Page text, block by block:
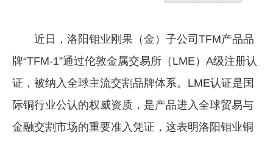
党建工作
企业文化
《资源再生》杂志
近日，洛阳钼业刚果（金）子公司TFM产品品
牌“TFM-1”通过伦敦金属交易所（LME）A级注册认
证，被纳入全球主流交割品牌体系。LME认证是国
际铜行业公认的权威资质，是产品进入全球贸易与
金融交割市场的重要准入凭证，这表明洛阳钼业铜